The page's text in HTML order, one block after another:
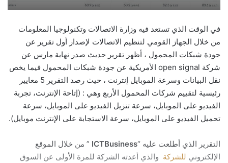
في الوقت الذي تستعد فيه وزارة الاتصالات وتكنولوجيا المعلومات
من خلال الجهاز القومي لتنظيم الاتصالات لإصدار أول تقرير عن
جودة شبكات المحمول ، أظهر تقرير حديث صدر نهاية مارس عن
شركة open signal الأمريكية عن جودة شبكات المحمول فيما يخص
نقل البيانات وسرعة الموبايل إنترنت ، حيث رصد التقرير 5 معايير
رئيسية لتقييم شركات المحمول الأربع وهي : (إتاحة الإنترنت، تجربة
الفيديو على الموبايل، سرعة تنزيل الفيديو على الموبايل، سرعة
تحميل الفيديو على الموبايل، سرعة الاستجابة على الإنترنت موبايل).
التقرير الذي أطلعت عليه “ICTBusiness ” من خلال الموقع
الإلكتروني للشركة والذي أعدته الشركة للمرة الأولى عن السوق